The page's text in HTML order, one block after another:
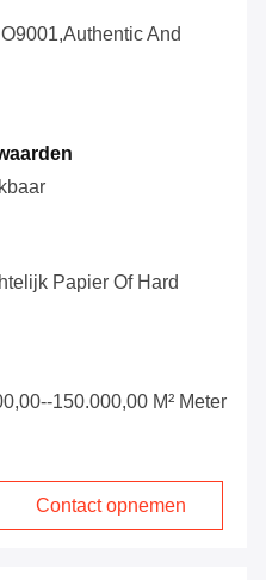
And
Papier Of Hard
150.000,00 M² Meter
Contact opnemen